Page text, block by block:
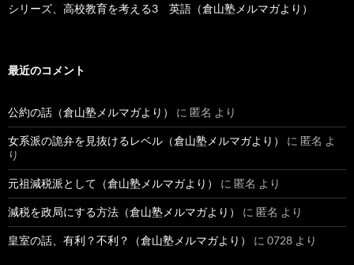
シリーズ、高校教育を考える3 英語（倉山塾メルマガより）
最近のコメント
公約の話（倉山塾メルマガより） に 匿名 より
女系派の詭弁を見抜けるレベル（倉山塾メルマガより） に 匿名 よ
り
元祖減税派として（倉山塾メルマガより） に 匿名 より
減税を政局にする方法（倉山塾メルマガより） に 匿名 より
皇室の話、有利？不利？（倉山塾メルマガより） に 0728 より